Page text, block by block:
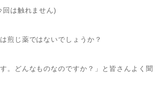
は触れません)
煎じ薬ではないでしょうか？
。どんなものなのですか？」と皆さんよく聞